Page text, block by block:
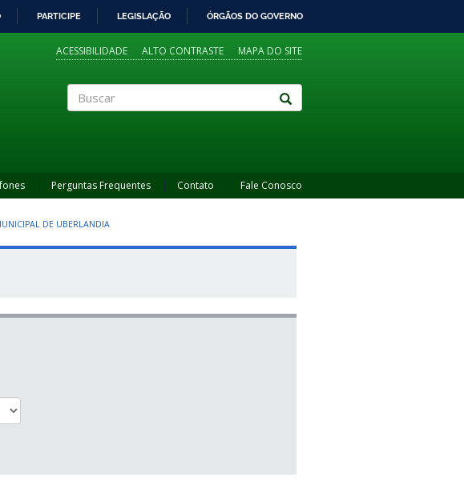
PARTICIPE LEGISLAÇÃO ÓRGÃOS DO GOVERNO
ACESSIBILIDADE ALTO CONTRASTE MAPA DO SITE
Perguntas Frequentes Contato Fale Conosco
DE UBERLANDIA